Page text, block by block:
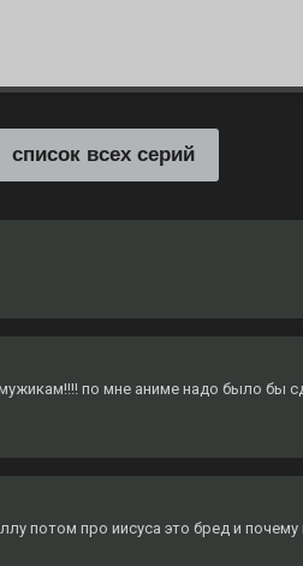
список всех серий
по мне аниме надо было бы
потом про иисуса это бред и